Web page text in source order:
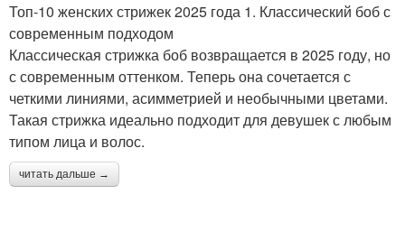
Топ-10 женских стрижек 2025 года 1. Классический боб с
современным подходом
Классическая стрижка боб возвращается в 2025 году, но
с современным оттенком. Теперь она сочетается с
четкими линиями, асимметрией и необычными цветами.
Такая стрижка идеально подходит для девушек с любым
типом лица и волос.
читать дальше →